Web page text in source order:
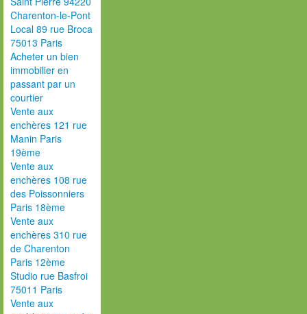
Charenton-le-Pont
Local 89 rue Broca
75013 Paris
Acheter un bien
immobilier en
passant par un
courtier
Vente aux
enchères 121 rue
Manin Paris
19ème
Vente aux
enchères 108 rue
des Poissonniers
Paris 18ème
Vente aux
enchères 310 rue
de Charenton
Paris 12ème
Studio rue Basfroi
75011 Paris
Vente aux